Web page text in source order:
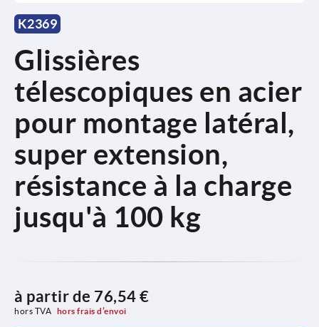
K2369
Glissières
télescopiques en acier
pour montage latéral,
super extension,
résistance à la charge
jusqu'à 100 kg
à partir de 76,54 €
hors TVA hors frais d’envoi